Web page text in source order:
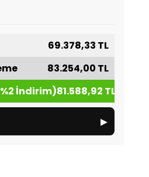
69.378,33 TL
83.254,00 TL
İndirim)81.588,92 TL
▸